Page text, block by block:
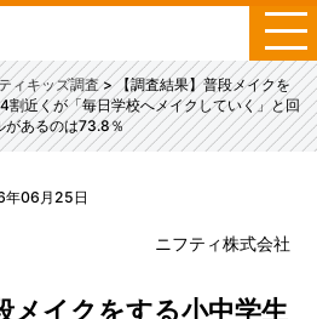
メ
ニ
ュ
ー
ィキッズ調査
【調査結果】普段メイクを
割近くが「毎日学校へメイクしていく」と回
があるのは73.8％
06月25日
ニフティ株式会社
メイクをする小中学生